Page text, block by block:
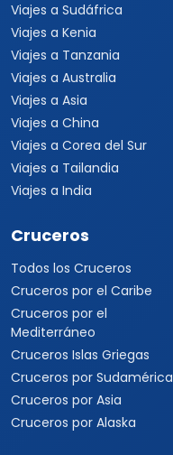
Viajes a Sudáfrica
Viajes a Kenia
Viajes a Tanzania
Viajes a Australia
Viajes a Asia
Viajes a China
Viajes a Corea del Sur
Viajes a Tailandia
Viajes a India
Cruceros
Todos los Cruceros
Cruceros por el Caribe
Cruceros por el
Mediterráneo
Cruceros Islas Griegas
Cruceros por Sudamérica
Cruceros por Asia
Cruceros por Alaska